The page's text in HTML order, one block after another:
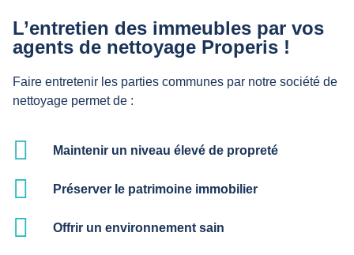
L’entretien des immeubles par vos
agents de nettoyage Properis !
Faire entretenir les parties communes par notre société de
nettoyage permet de :
Maintenir un niveau élevé de propreté
Préserver le patrimoine immobilier
Offrir un environnement sain